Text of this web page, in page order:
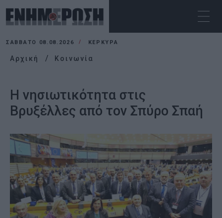
ΣΆΒΒΑΤΟ 08.08.2026 ΚΕΡΚΥΡΑ
Αρχική Κοινωνία
Η νησιωτικότητα στις
Βρυξέλλες από τον Σπύρο Σπαή